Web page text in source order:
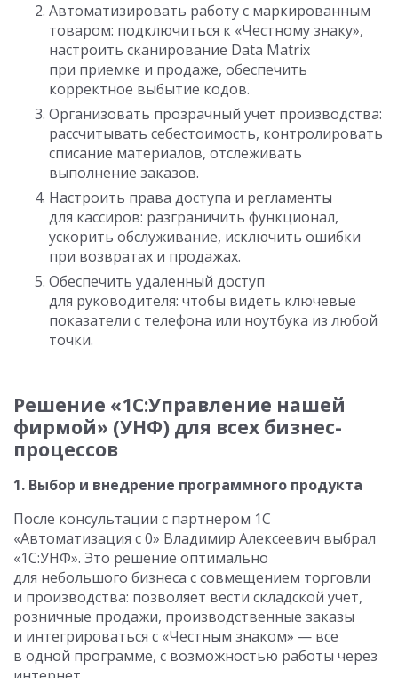
Автоматизировать работу с маркированным
товаром: подключиться к «Честному знаку»,
настроить сканирование Data Matrix
при приемке и продаже, обеспечить
корректное выбытие кодов.
Организовать прозрачный учет производства:
рассчитывать себестоимость, контролировать
списание материалов, отслеживать
выполнение заказов.
Настроить права доступа и регламенты
для кассиров: разграничить функционал,
ускорить обслуживание, исключить ошибки
при возвратах и продажах.
Обеспечить удаленный доступ
для руководителя: чтобы видеть ключевые
показатели с телефона или ноутбука из любой
точки.
Решение «1С:Управление нашей
фирмой» (УНФ) для всех бизнес-
процессов
1. Выбор и внедрение программного продукта
После консультации с партнером 1С
«Автоматизация с 0» Владимир Алексеевич выбрал
«1С:УНФ». Это решение оптимально
для небольшого бизнеса с совмещением торговли
и производства: позволяет вести складской учет,
розничные продажи, производственные заказы
и интегрироваться с «Честным знаком» — все
в одной программе, с возможностью работы через